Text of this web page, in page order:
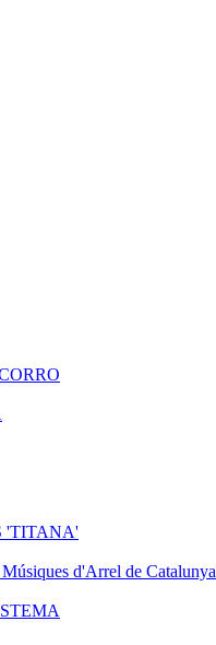
'TITANA'
d'Arrel de Catalunya